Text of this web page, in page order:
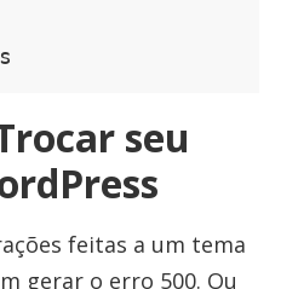
seu
feitas a um tema
gerar o erro 500. Ou